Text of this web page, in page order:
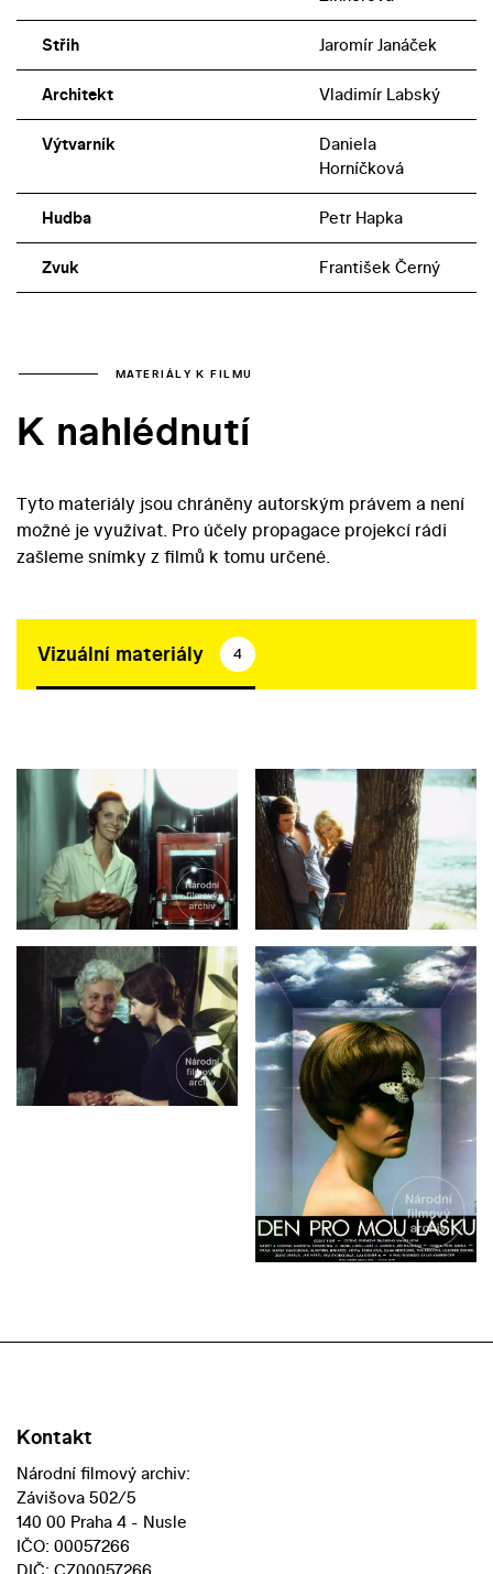
Střih Jaromír Janáček
Architekt Vladimír Labský
Výtvarník
Daniela
Horníčková
Hudba Petr Hapka
Zvuk František Černý
MATERIÁLY K FILMU
K nahlédnutí
Tyto materiály jsou chráněny autorským právem a není
možné je využívat. Pro účely propagace projekcí rádi
zašleme snímky z filmů k tomu určené.
Vizuální materiály 4
Kontakt
Národní filmový archiv:
Závišova 502/5
140 00 Praha 4 - Nusle
IČO: 00057266